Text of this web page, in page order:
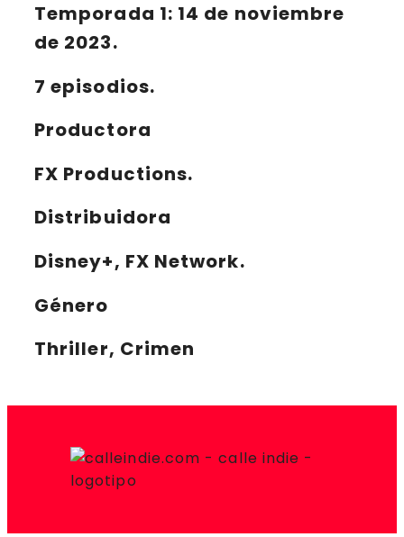
Temporada 1: 14 de noviembre
de 2023.
7 episodios.
Productora
FX Productions.
Distribuidora
Disney+, FX Network.
Género
Thriller, Crimen